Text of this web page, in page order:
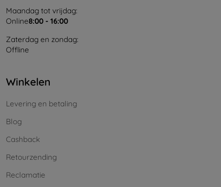
Maandag tot vrijdag:
Online8:00 - 16:00
Zaterdag en zondag:
Offline
Winkelen
Levering en betaling
Blog
Cashback
Retourzending
Reclamatie